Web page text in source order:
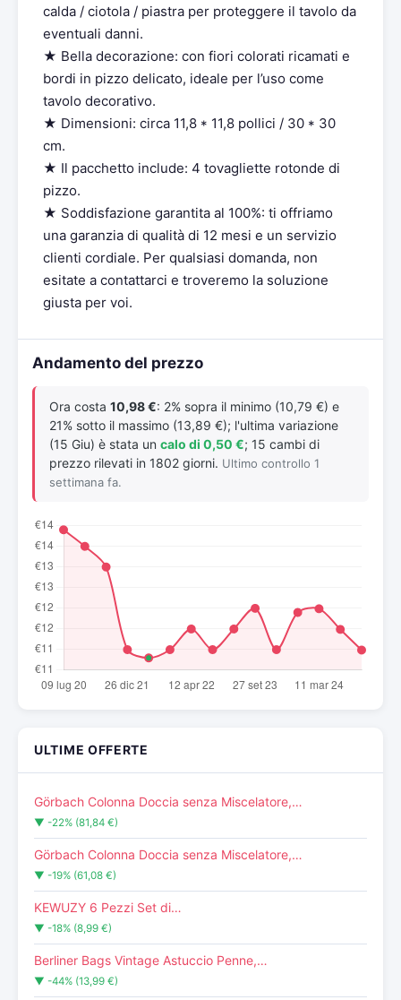
calda / ciotola / piastra per proteggere il tavolo da
eventuali danni.
★ Bella decorazione: con fiori colorati ricamati e
bordi in pizzo delicato, ideale per l’uso come
tavolo decorativo.
★ Dimensioni: circa 11,8 * 11,8 pollici / 30 * 30
cm.
★ Il pacchetto include: 4 tovagliette rotonde di
pizzo.
★ Soddisfazione garantita al 100%: ti offriamo
una garanzia di qualità di 12 mesi e un servizio
clienti cordiale. Per qualsiasi domanda, non
esitate a contattarci e troveremo la soluzione
giusta per voi.
Andamento del prezzo
Ora costa 10,98 €: 2% sopra il minimo (10,79 €) e
21% sotto il massimo (13,89 €); l'ultima variazione
(15 Giu) è stata un calo di 0,50 €; 15 cambi di
prezzo rilevati in 1802 giorni. Ultimo controllo 1
settimana fa.
ULTIME OFFERTE
Görbach Colonna Doccia senza Miscelatore,…
▼ -22% (81,84 €)
Görbach Colonna Doccia senza Miscelatore,…
▼ -19% (61,08 €)
KEWUZY 6 Pezzi Set di…
▼ -18% (8,99 €)
Berliner Bags Vintage Astuccio Penne,…
▼ -44% (13,99 €)